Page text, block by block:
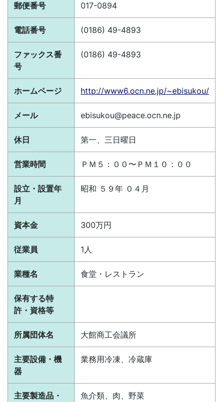
郵便番号 017-0894
電話番号 (0186) 49-4893
ファックス番
号
(0186) 49-4893
ホームページ http://www6.ocn.ne.jp/~ebisukou/
メール ebisukou@peace.ocn.ne.jp
休日 第一、三日曜日
営業時間 ＰＭ５：００〜ＰＭ１０：００
設立・設置年
月
昭和 ５９年 ０４月
資本金 300万円
従業員 1人
業種名 食堂・レストラン
保有する特
許・資格等
所属団体名 大館商工会議所
主要設備・機
器
業務用冷凍、冷蔵庫
主要製造品・
魚介類、肉、野菜